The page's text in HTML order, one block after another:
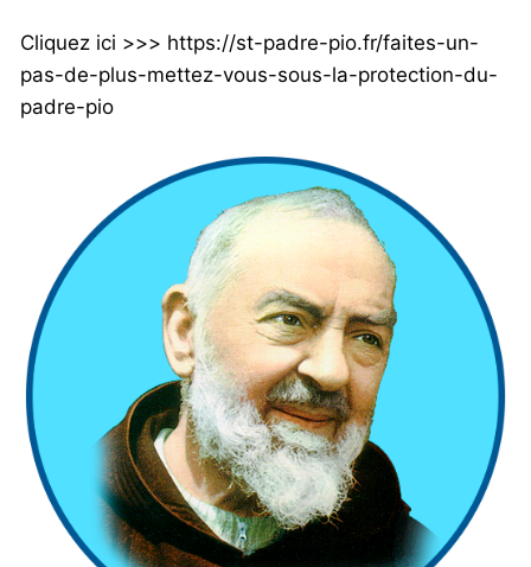
Cliquez ici >>> https://st-padre-pio.fr/faites-un-
pas-de-plus-mettez-vous-sous-la-protection-du-
padre-pio